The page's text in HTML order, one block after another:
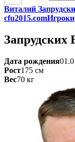
Виталий
cfu2015.comИгроки
Запрудских
Дата рождения
Рост175 см
Вес70 кг